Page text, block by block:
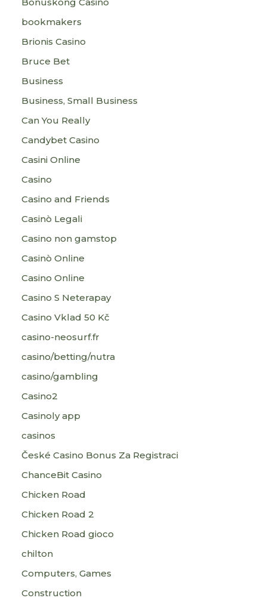
bookmakers
Brionis Casino
Bruce Bet
Business
Business, Small Business
Can You Really
Candybet Casino
Casini Online
Casino
Casino and Friends
Casinò Legali
Casino non gamstop
Casinò Online
Casino Online
Casino S Neterapay
Casino Vklad 50 Kč
casino-neosurf.fr
casino/betting/nutra
casino/gambling
Casino2
Casinoly app
casinos
České Casino Bonus Za Registraci
ChanceBit Casino
Chicken Road
Chicken Road 2
Chicken Road gioco
chilton
Computers, Games
Construction